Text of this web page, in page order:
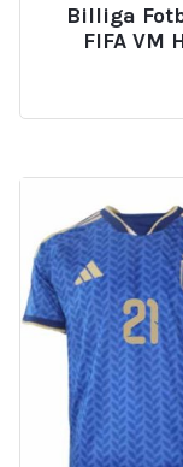
Billiga
FIFA VM